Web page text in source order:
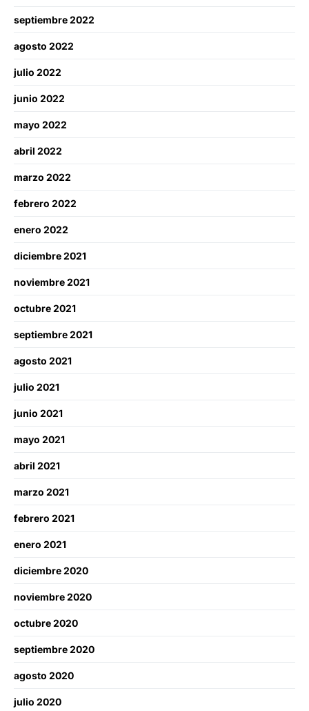
septiembre 2022
agosto 2022
julio 2022
junio 2022
mayo 2022
abril 2022
marzo 2022
febrero 2022
enero 2022
diciembre 2021
noviembre 2021
octubre 2021
septiembre 2021
agosto 2021
julio 2021
junio 2021
mayo 2021
abril 2021
marzo 2021
febrero 2021
enero 2021
diciembre 2020
noviembre 2020
octubre 2020
septiembre 2020
agosto 2020
julio 2020